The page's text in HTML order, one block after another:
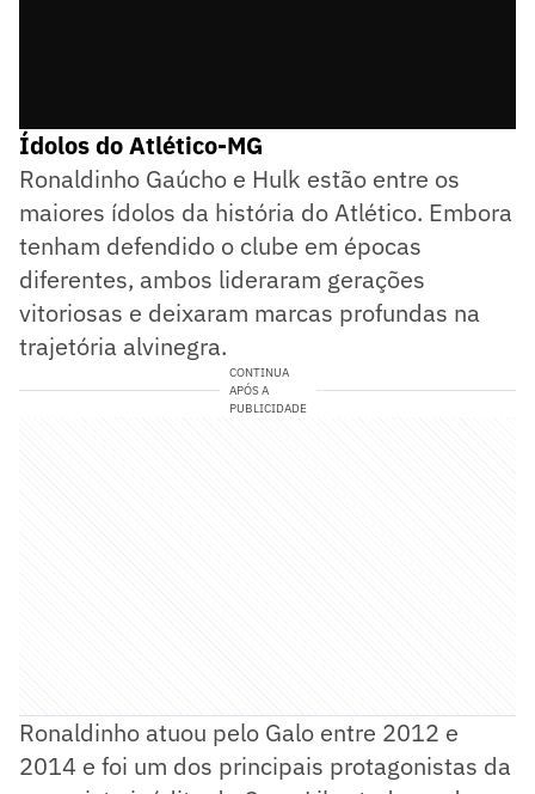
Ídolos do Atlético-MG
Ronaldinho Gaúcho e Hulk estão entre os
maiores ídolos da história do Atlético. Embora
tenham defendido o clube em épocas
diferentes, ambos lideraram gerações
vitoriosas e deixaram marcas profundas na
trajetória alvinegra.
CONTINUA
APÓS A
PUBLICIDADE
Ronaldinho atuou pelo Galo entre 2012 e
2014 e foi um dos principais protagonistas da